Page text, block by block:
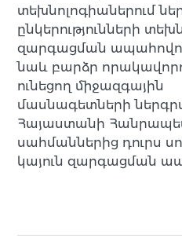
տեխնոլոգիաներում
ընկերությունների
զարգացման
նաև բարձր
ունեցող միջազգային
մասնագետների
Հայաստանի
սահմաններից դուրս
կայուն զարգացման